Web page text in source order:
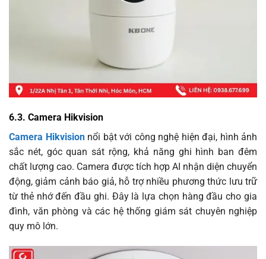
6.3. Camera Hikvision
Camera Hikvision nổi bật với công nghệ hiện đại, hình ảnh
sắc nét, góc quan sát rộng, khả năng ghi hình ban đêm
chất lượng cao. Camera được tích hợp AI nhận diện chuyển
động, giảm cảnh báo giả, hỗ trợ nhiều phương thức lưu trữ
từ thẻ nhớ đến đầu ghi. Đây là lựa chọn hàng đầu cho gia
đình, văn phòng và các hệ thống giám sát chuyên nghiệp
quy mô lớn.